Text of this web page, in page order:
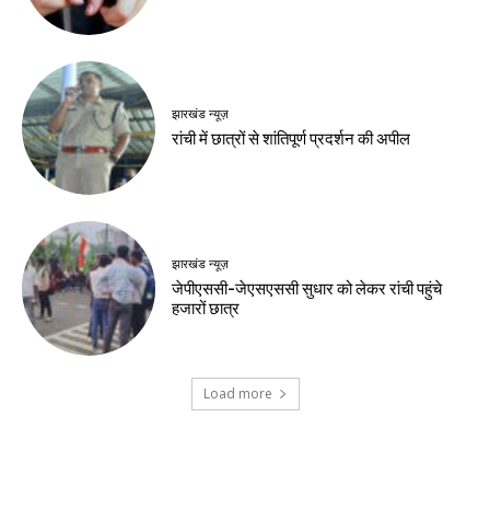
झारखंड न्यूज़
रांची में छात्रों से शांतिपूर्ण प्रदर्शन की अपील
झारखंड न्यूज़
जेपीएससी-जेएसएससी सुधार को लेकर रांची पहुंचे
हजारों छात्र
Load more